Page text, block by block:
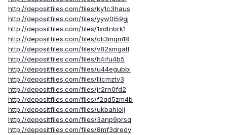
http://depositfiles.com/files/ky1c3haus
http://depositfiles.com/files/yyw0l59gj
http://depositfiles.com/files/1xdtnbrk1
http://depositfiles.com/files/cli3mqm18
http://depositfiles.com/files/v82smgatl
http://depositfiles.com/files/lt4ifu4b5
http://depositfiles.com/files/u44egubbi
http://depositfiles.com/files/llicmztv3
http://depositfiles.com/files/jr2rn0fd2
http://depositfiles.com/files/f2qd5zm4b
http://depositfiles.com/files/ukbahiolj
http://depositfiles.com/files/3anp9prsq
http://depositfiles.com/files/8mf3dredy